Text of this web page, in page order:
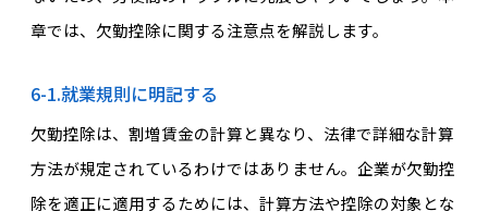
章では、欠勤控除に関する注意点を解説します。
6-1.就業規則に明記する
欠勤控除は、割増賃金の計算と異なり、法律で詳細な計算
方法が規定されているわけではありません。企業が欠勤控
除を適正に適用するためには、計算方法や控除の対象とな